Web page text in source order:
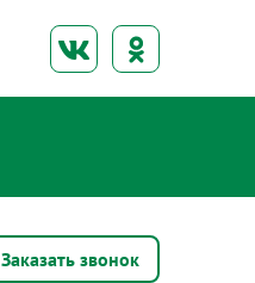
Заказать звонок